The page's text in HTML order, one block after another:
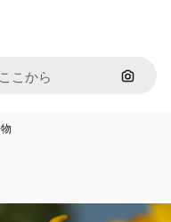
画像で